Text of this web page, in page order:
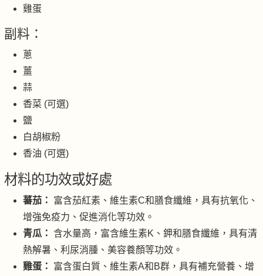
雞蛋
副料：
蔥
薑
蒜
香菜 (可選)
鹽
白胡椒粉
香油 (可選)
材料的功效或好處
蕃茄：
富含茄紅素、維生素C和膳食纖維，具有抗氧化、
增強免疫力、促進消化等功效。
青瓜：
含水量高，富含維生素K、鉀和膳食纖維，具有清
熱解暑、利尿消腫、美容養顏等功效。
雞蛋：
富含蛋白質、維生素A和B群，具有補充營養、增